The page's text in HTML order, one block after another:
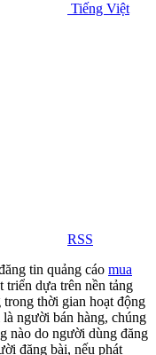
Tiếng Việt
RSS
tin quảng cáo mua
dựa trên nền tảng
thời gian hoạt động
người bán hàng, chúng
nào do người dùng đăng
đăng bài, nếu phát